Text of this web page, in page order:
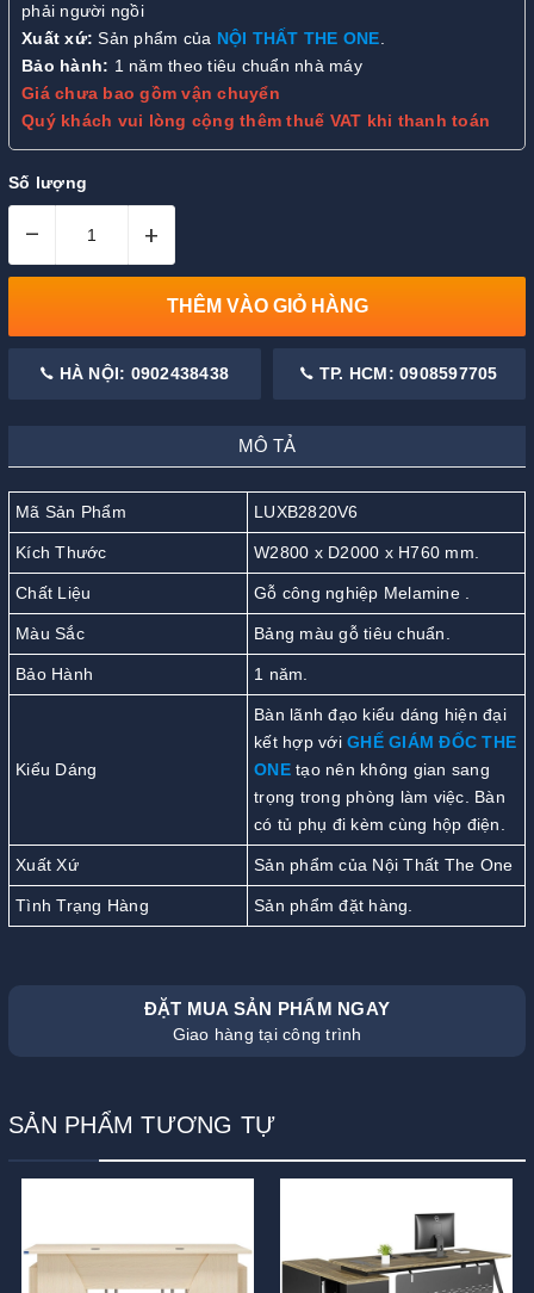
phải người ngồi
Xuất xứ:Sản phẩm của NỘI THẤT THE ONE.
Bảo hành: 1 năm theo tiêu chuẩn nhà máy
Giá chưa bao gồm vận chuyển
Quý khách vui lòng cộng thêm thuế VAT khi thanh toán
Số lượng
– +
THÊM VÀO GIỎ HÀNG
HÀ NỘI: 0902438438 TP. HCM: 0908597705
MÔ TẢ
Mã Sản Phẩm LUXB2820V6
Kích Thước W2800 x D2000 x H760 mm.
Chất Liệu Gỗ công nghiệp Melamine .
Màu Sắc Bảng màu gỗ tiêu chuẩn.
Bảo Hành 1 năm.
Kiểu Dáng
Bàn lãnh đạo kiểu dáng hiện đại
kết hợp với GHẾ GIÁM ĐỐC THE
ONEtạo nên không gian sang
trọng trong phòng làm việc. Bàn
có tủ phụ đi kèm cùng hộp điện.
Xuất Xứ Sản phẩm của Nội Thất The One
Tình Trạng Hàng Sản phẩm đặt hàng.
ĐẶT MUA SẢN PHẨM NGAY
Giao hàng tại công trình
SẢN PHẨM TƯƠNG TỰ